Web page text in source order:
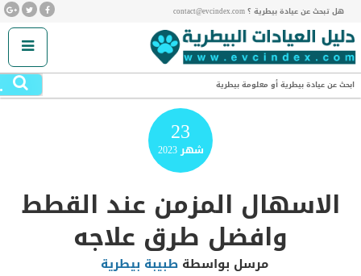
هل تبحث عن عيادة بيطرية ؟ contact@evcindex.com
ابحث عن عيادة بيطرية أو معلومة بيطرية
23
شهر2023
الاسهال المزمن عند القطط
وافضل طرق علاجه
مرسل بواسطة طبيبة بيطرية